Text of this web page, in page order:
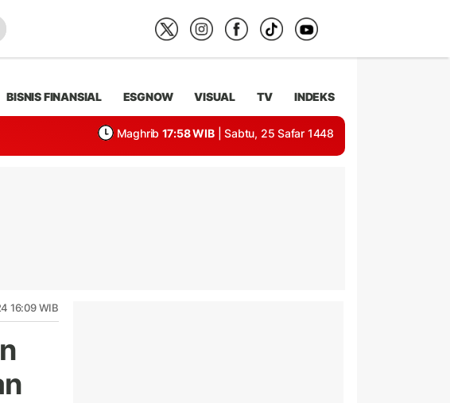
BISNIS FINANSIAL ESGNOW VISUAL TV INDEKS
Maghrib 17:58 WIB | Sabtu, 25 Safar 1448
16:09 WIB